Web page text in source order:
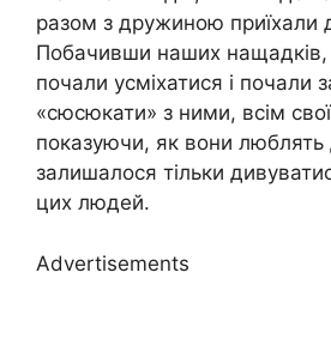
разом з дружиною приїхали
Побачивши наших
почали усміхатися і почали
«сюсюкати» з ними, всім
показуючи, як вони люблять
залишалося тільки
цих людей.
Advertisements